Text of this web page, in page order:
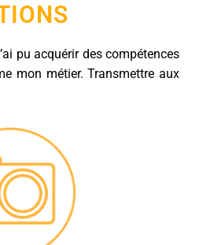
pu acquérir des compétences
mon métier. Transmettre aux